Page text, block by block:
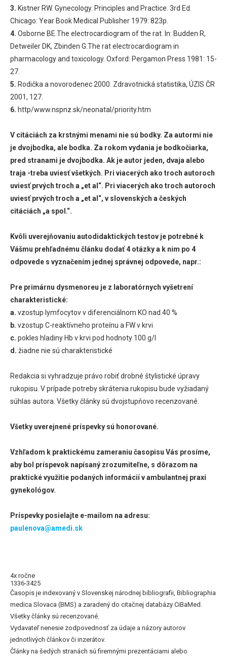
3. Kistner RW. Gynecology. Principles and Practice. 3rd Ed.
Chicago: Year Book Medical Publisher 1979: 823p.
4. Osborne BE.The electrocardiogram of the rat. In: Budden R,
Detweiler DK, Zbinden G.The rat electrocardiogram in
pharmacology and toxicology. Oxford: Pergamon Press 1981: 15-
27.
5. Rodička a novorodenec 2000. Zdravotnická statistika, ÚZIS ČR
2001, 127.
6. http/www.nspnz.sk/neonatal/priority.htm
V citáciách za krstnými menami nie sú bodky. Za autormi nie
je dvojbodka, ale bodka. Za rokom vydania je bodkočiarka,
pred stranami je dvojbodka. Ak je autor jeden, dvaja alebo
traja -treba uviesť všetkých. Pri viacerých ako troch autoroch
uviesť prvých troch a „et al“. Pri viacerých ako troch autoroch
uviesť prvých troch a „et al“, v slovenských a českých
citáciách „a spol.“.
Kvôli uverejňovaniu autodidaktických testov je potrebné k
Vášmu prehľadnému článku dodať 4 otázky a k nim po 4
odpovede s vyznačením jednej správnej odpovede, napr.:
Pre primárnu dysmenoreu je z laboratórnych vyšetrení
charakteristické:
a. vzostup lymfocytov v diferenciálnom KO nad 40 %
b. vzostup C-reaktívneho proteínu a FW v krvi
c. pokles hladiny Hb v krvi pod hodnoty 100 g/l
d. žiadne nie sú charakteristické
Redakcia si vyhradzuje právo robiť drobné štylistické úpravy
rukopisu. V prípade potreby skrátenia rukopisu bude vyžiadaný
súhlas autora. Všetky články sú dvojstupňovo recenzované.
Všetky uverejnené príspevky sú honorované.
Vzhľadom k praktickému zameraniu časopisu Vás prosíme,
aby bol príspevok napísaný zrozumiteľne, s dôrazom na
praktické využitie podaných informácií v ambulantnej praxi
gynekológov.
Príspevky posielajte e-mailom na adresu:
paulenova@amedi.sk
4x ročne
1336-3425
Časopis je indexovaný v Slovenskej národnej bibliografii, Bibliographia
medica Slovaca (BMS) a zaradený do citačnej databázy CiBaMed.
Všetky články sú recenzované.
Vydavateľ nenesie zodpovednosť za údaje a názory autorov
jednotlivých článkov či inzerátov.
Články na šedých stranách sú firemnými prezentáciami alebo